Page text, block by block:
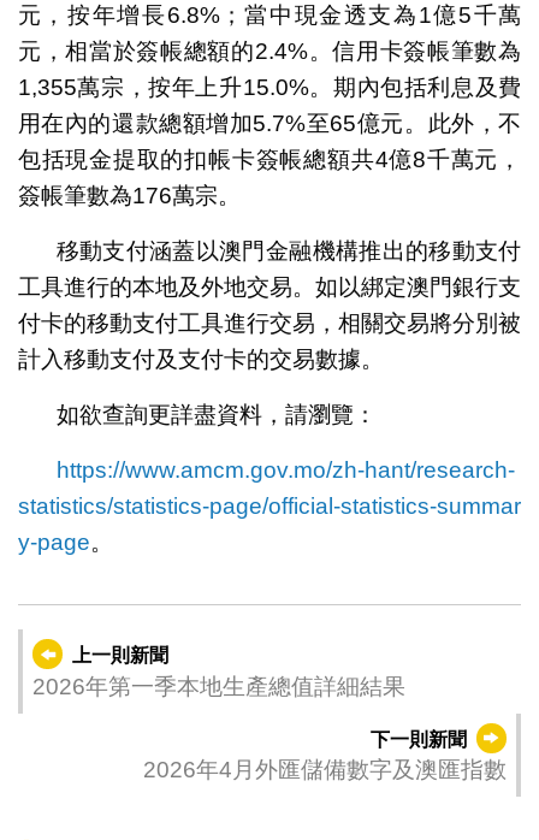
元，按年增長6.8%；當中現金透支為1億5千萬
元，相當於簽帳總額的2.4%。信用卡簽帳筆數為
1,355萬宗，按年上升15.0%。期內包括利息及費
用在內的還款總額增加5.7%至65億元。此外，不
包括現金提取的扣帳卡簽帳總額共4億8千萬元，
簽帳筆數為176萬宗。
移動支付涵蓋以澳門金融機構推出的移動支付
工具進行的本地及外地交易。如以綁定澳門銀行支
付卡的移動支付工具進行交易，相關交易將分別被
計入移動支付及支付卡的交易數據。
如欲查詢更詳盡資料，請瀏覽：
https://www.amcm.gov.mo/zh-hant/research-
statistics/statistics-page/official-statistics-summar
y-page。
上一則新聞
2026年第一季本地生產總值詳細結果
下一則新聞
2026年4月外匯儲備數字及澳匯指數